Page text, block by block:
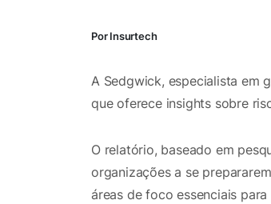
Por Insurtech
A Sedgwick, especialista em
que oferece insights sobre
O relatório, baseado em
organizações a se
áreas de foco essenciais